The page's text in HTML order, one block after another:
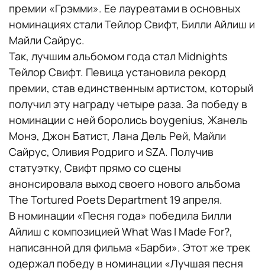
премии «Грэмми». Ее лауреатами в основных
номинациях стали Тейлор Свифт, Билли Айлиш и
Майли Сайрус.
Так, лучшим альбомом года стал Midnights
Тейлор Свифт. Певица установила рекорд
премии, став единственным артистом, который
получил эту награду четыре раза. За победу в
номинации с ней боролись boygenius, Жанель
Монэ, Джон Батист, Лана Дель Рей, Майли
Сайрус, Оливия Родриго и SZA. Получив
статуэтку, Свифт прямо со сцены
анонсировала выход своего нового альбома
The Tortured Poets Department 19 апреля.
В номинации «Песня года» победила Билли
Айлиш с композицией What Was I Made For?,
написанной для фильма «Барби». Этот же трек
одержал победу в номинации «Лучшая песня